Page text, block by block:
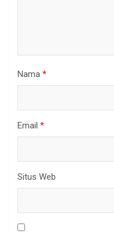
Nama *
Email *
Situs Web